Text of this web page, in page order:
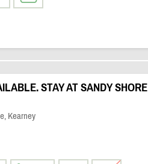
STAY AT SANDY SHORE
Kearney